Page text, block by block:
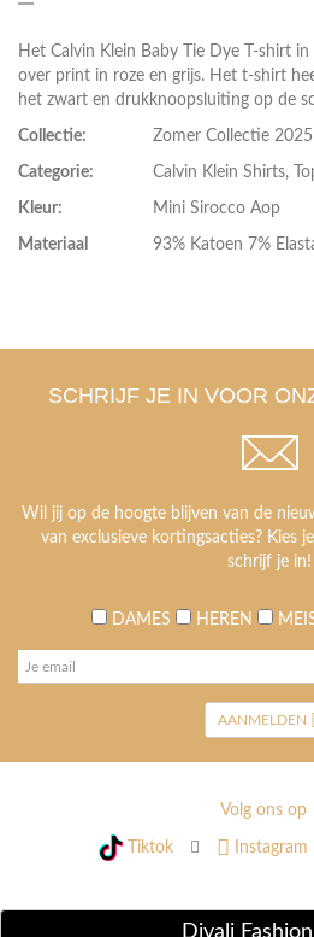
Het Calvin Klein Baby Tie Dye T-shirt in
over print in roze en grijs. Het t-shirt
het zwart en drukknoopsluiting op de
Collectie: Zomer Collectie 2025
Categorie: Calvin Klein Shirts,
Kleur: Mini Sirocco Aop
Materiaal 93% Katoen 7%
SCHRIJF JE IN VOOR
Wil jij op de hoogte blijven van de
van exclusieve kortingsacties? Kies
schrijf je in!
DAMES HEREN
AANMELDEN
Volg ons op
Tiktok Instagram
Divali Fashion